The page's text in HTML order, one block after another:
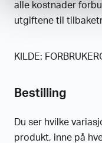
alle kostnader
utgiftene til
KILDE:
Bestilling
Du ser hvilke
produkt, inne på